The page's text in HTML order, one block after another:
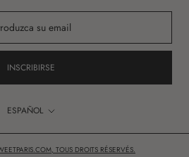
INSCRIBIRSE
Idioma
ESPAÑOL
TOUS DROITS RÉSERVÉS.